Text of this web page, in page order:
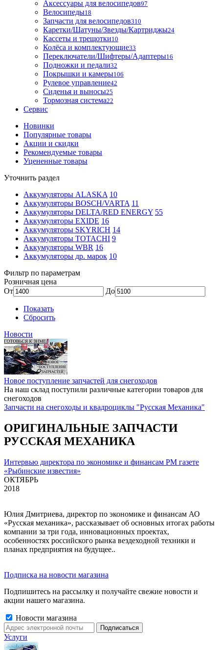
Аксессуары для велосипедов97
Велосипеды18
Запчасти для велосипедов310
Каретки/Шатуны/Звезды/Картриджы24
Кассеты и трещотки10
Колёса и комплектующие33
Переключатели/Шифтеры/Адаптеры16
Подножки и педали32
Покрышки и камеры106
Рулевое управление42
Сиденья и выносы25
Тормозная система22
Сервис
Новинки
Популярные товары
Акции и скидки
Рекомендуемые товары
Уцененные товары
Уточнить раздел
Аккумуляторы ALASKA 10
Аккумуляторы BOSCH/VARTA 11
Аккумуляторы DELTA/RED ENERGY 55
Аккумуляторы EXIDE 16
Аккумуляторы SKYRICH 14
Аккумуляторы TOTACHI 9
Аккумуляторы WBR 16
Аккумуляторы др. марок 10
Фильтр по параметрам
Розничная цена
От
До
Показать
Сбросить
Новости
Новое поступление запчастей для снегоходов
На наш склад поступили различные категории товаров для
снегоходов
Запчасти на снегоходы и квадроциклы "Русская Механика"
ОРИГИНАЛЬНЫЕ ЗАПЧАСТИ
РУССКАЯ МЕХАНИКА
Интервью директора по экономике и финансам РМ газете
«Рыбинские известия»
ОКТЯБРЬ
2018
Юлия Дмитриева, директор по экономике и финансам АО
«Русская механика», рассказывает об основных итогах работы
компании за три года, инновационных проектах,
особенностях российского рынка вездеходной техники и
планах предприятия на будущее..
Подписка на новости магазина
Подпишитесь на рассылку и получайте свежие новости и
акции нашего магазина.
Новости магазина
Услуги